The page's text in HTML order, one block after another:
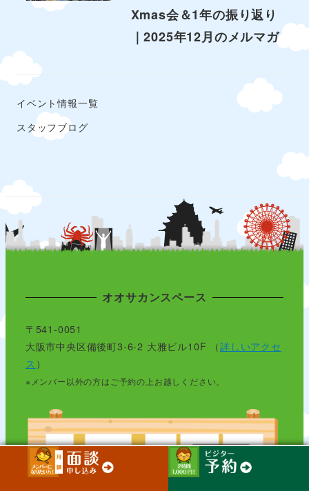
Xmas会＆1年の振り返り
｜2025年12月のメルマガ
イベント情報一覧
スタッフブログ
オオサカンスペース
〒541-0051
大阪市中央区備後町3-6-2 大雅ビル10F （詳しいアクセ
ス ）
※メンバー以外の方はご予約の上お越しください。